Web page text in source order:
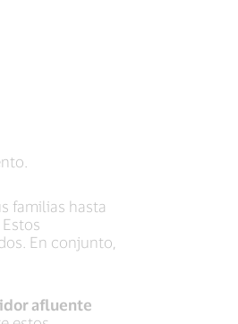
familias hasta
En conjunto,
afluente